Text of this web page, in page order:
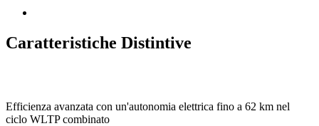
Caratteristiche Distintive
Efficienza avanzata con un'autonomia elettrica fino a 62 km nel
ciclo WLTP combinato